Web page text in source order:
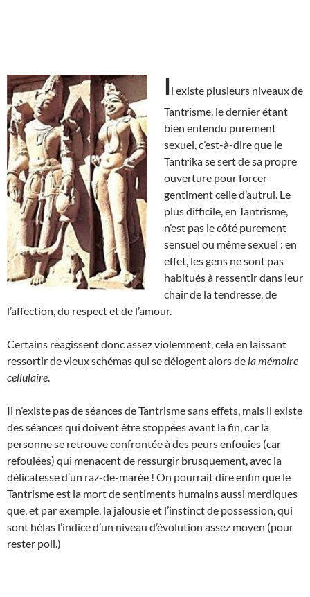
Il existe plusieurs niveaux de
Tantrisme, le dernier étant
bien entendu purement
sexuel, c’est-à-dire que le
Tantrika se sert de sa propre
ouverture pour forcer
gentiment celle d’autrui. Le
plus difficile, en Tantrisme,
n’est pas le côté purement
sensuel ou même sexuel : en
effet, les gens ne sont pas
habitués à ressentir dans leur
chair de la tendresse, de
l’affection, du respect et de l’amour.
Certains réagissent donc assez violemment, cela en laissant
ressortir de vieux schémas qui se délogent alors de la mémoire
cellulaire
Il n’existe pas de séances de Tantrisme sans effets, mais il existe
des séances qui doivent être stoppées avant la fin, car la
personne se retrouve confrontée à des peurs enfouies (car
refoulées) qui menacent de ressurgir brusquement, avec la
délicatesse d’un raz-de-marée ! On pourrait dire enfin que le
Tantrisme est la mort de sentiments humains aussi merdiques
que, et par exemple, la jalousie et l’instinct de possession, qui
sont hélas l’indice d’un niveau d’évolution assez moyen (pour
rester poli.)